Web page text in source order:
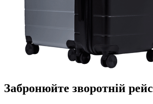
Забронюйте зворотній рейс